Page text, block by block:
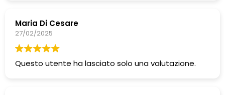
Maria Di Cesare
27/02/2025
Questo utente ha lasciato solo una valutazione.